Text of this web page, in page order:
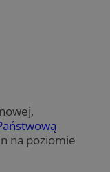
na poziomie